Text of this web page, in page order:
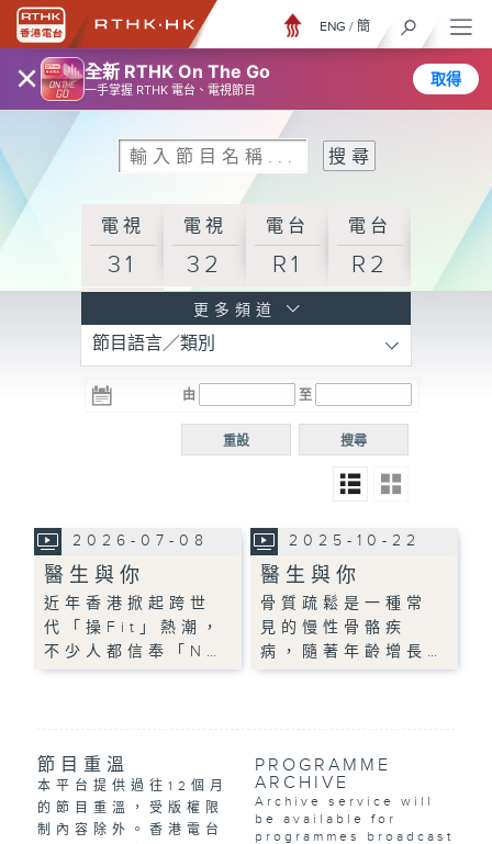
× 全新 RTHK On The Go
一手掌握 RTHK 電台、電視節目
取得
ENG / 簡
電視
31
電視
32
電台
R1
電台
R2
R3
電台 電台
R5
電台
普通
更多頻道
節目語言／類別
由 至
搜尋
重設
2026-07-08
醫生與你
近年香港掀起跨世
代「操Fit」熱潮，
不少人都信奉「N…
2025-10-22
醫生與你
骨質疏鬆是一種常
見的慢性骨骼疾
病，隨著年齡增長…
節目重溫
本平台提供過往12個月
的節目重溫，受版權限
制內容除外。香港電台
PROGRAMME
ARCHIVE
Archive service will
be available for
programmes broadcast